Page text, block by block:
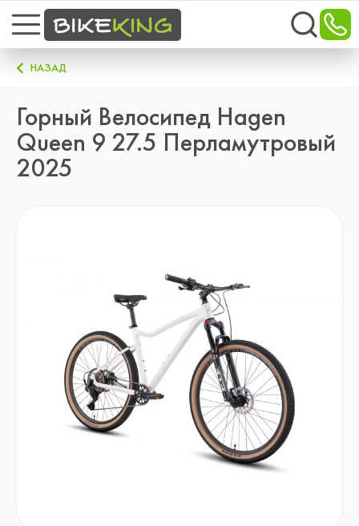
НАЗАД
Горный Велосипед Hagen
Queen 9 27.5 Перламутровый
2025